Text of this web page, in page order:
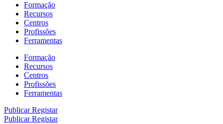
Formação
Recursos
Centros
Profissões
Ferramentas
Formação
Recursos
Centros
Profissões
Ferramentas
PublicarRegistar
PublicarRegistar